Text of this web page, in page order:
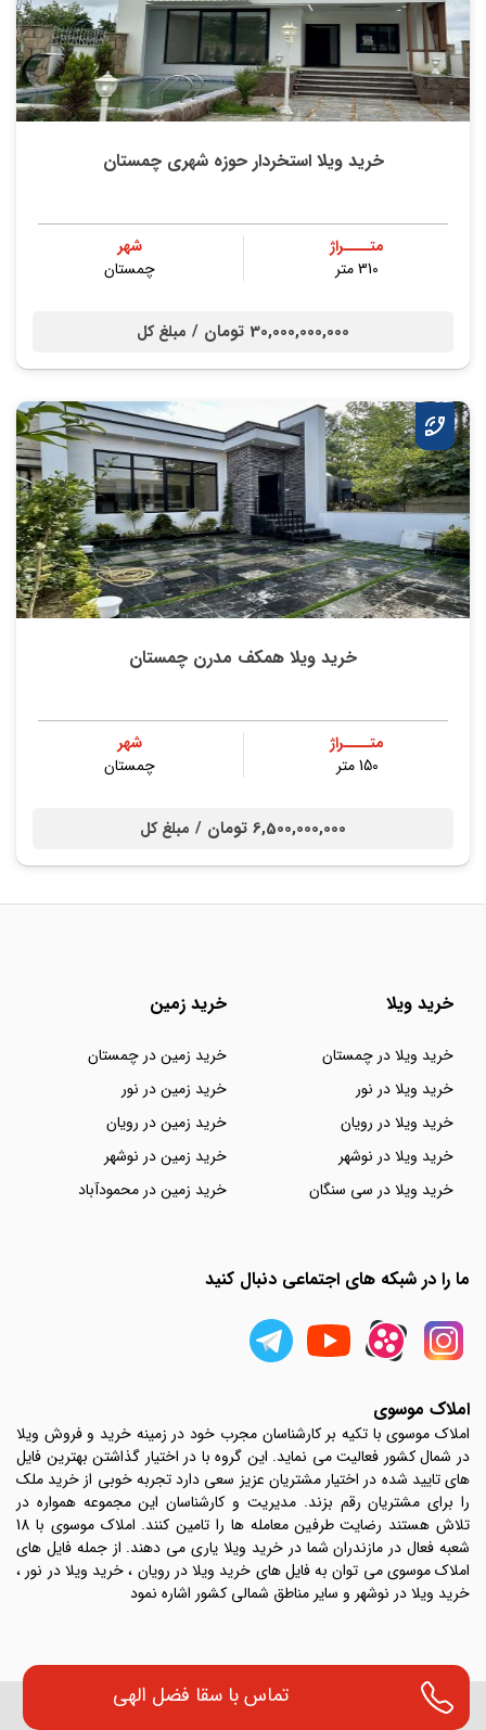
تماس با سقا فضل الهی
خرید ویلا استخردار حوزه شهری چمستان
متــــراژ
310 متر
شهر
چمستان
30,000,000,000 تومان / مبلغ کل
خرید ویلا همکف مدرن چمستان
متــــراژ
150 متر
شهر
چمستان
6,500,000,000 تومان / مبلغ کل
خرید ویلا
خرید ویلا در چمستان
خرید ویلا در نور
خرید ویلا در رویان
خرید ویلا در نوشهر
خرید ویلا در سی سنگان
خرید زمین
خرید زمین در چمستان
خرید زمین در نور
خرید زمین در رویان
خرید زمین در نوشهر
خرید زمین در محمودآباد
ما را در شبکه های اجتماعی دنبال کنید
املاک موسوی
املاک موسوی با تکیه بر کارشناسان مجرب خود در زمینه خرید و فروش ویلا
در شمال کشور فعالیت می نماید. این گروه با در اختیار گذاشتن بهترین فایل
های تایید شده در اختیار مشتریان عزیز سعی دارد تجربه خوبی از خرید ملک
را برای مشتریان رقم بزند. مدیریت و کارشناسان این مجموعه همواره در
تلاش هستند رضایت طرفین معامله ها را تامین کنند. املاک موسوی با 18
شعبه فعال در مازندران شما در خرید ویلا یاری می دهند. از جمله فایل های
املاک موسوی می توان به فایل های خرید ویلا در رویان ، خرید ویلا در نور ،
خرید ویلا در نوشهر و سایر مناطق شمالی کشور اشاره نمود
تمامی حقوق مادی و معنوی این وب سایت متعلق به ویلا شمال املاک موسوی